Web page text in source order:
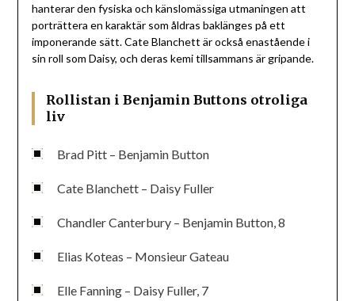
hanterar den fysiska och känslomässiga utmaningen att
porträttera en karaktär som åldras baklänges på ett
imponerande sätt. Cate Blanchett är också enastående i
sin roll som Daisy, och deras kemi tillsammans är gripande.
Rollistan i Benjamin Buttons otroliga
liv
Brad Pitt – Benjamin Button
Cate Blanchett – Daisy Fuller
Chandler Canterbury – Benjamin Button, 8
Elias Koteas – Monsieur Gateau
Elle Fanning – Daisy Fuller, 7